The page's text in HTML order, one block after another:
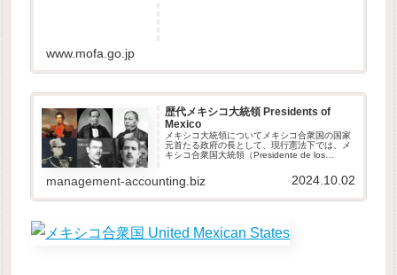
www.mofa.go.jp
歴代メキシコ大統領 Presidents of
Mexico
メキシコ大統領についてメキシコ合衆国の国家
元首たる政府の長として、現行憲法下では、メ
キシコ合衆国大統領（Presidente de los
文書では、役職名をメキシコ合衆国立...
management-accounting.biz 2024.10.02